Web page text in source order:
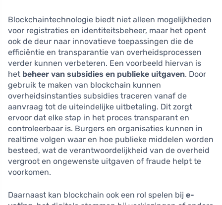
Blockchaintechnologie biedt niet alleen mogelijkheden
voor registraties en identiteitsbeheer, maar het opent
ook de deur naar innovatieve toepassingen die de
efficiëntie en transparantie van overheidsprocessen
verder kunnen verbeteren. Een voorbeeld hiervan is
het beheer van subsidies en publieke uitgaven. Door
gebruik te maken van blockchain kunnen
overheidsinstanties subsidies traceren vanaf de
aanvraag tot de uiteindelijke uitbetaling. Dit zorgt
ervoor dat elke stap in het proces transparant en
controleerbaar is. Burgers en organisaties kunnen in
realtime volgen waar en hoe publieke middelen worden
besteed, wat de verantwoordelijkheid van de overheid
vergroot en ongewenste uitgaven of fraude helpt te
voorkomen.
Daarnaast kan blockchain ook een rol spelen bij e-